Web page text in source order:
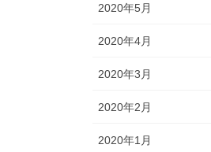
2020年5月
2020年4月
2020年3月
2020年2月
2020年1月